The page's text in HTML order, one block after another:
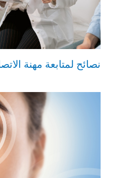
نصائح لمتابعة مهنة